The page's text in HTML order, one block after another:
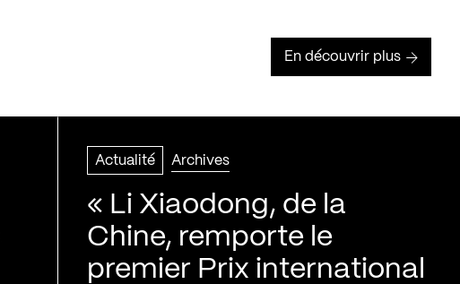
En découvrir plus
Actualité Archives
« Li Xiaodong, de la
Chine, remporte le
premier Prix international